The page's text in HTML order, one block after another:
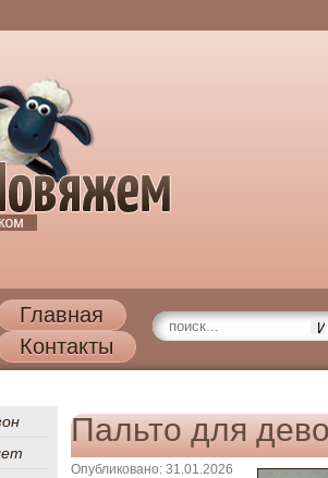
Главная
Контакты
Пальто для
Опубликовано: 31.01.2026